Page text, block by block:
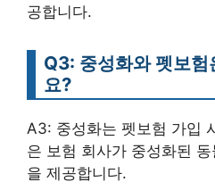
공합니다.
Q3: 중성화와 펫보
요?
A3: 중성화는 펫보험 가입
은 보험 회사가 중성화된
을 제공합니다.